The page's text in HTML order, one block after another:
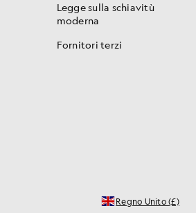
Legge sulla schiavitù
moderna
Fornitori terzi
Regno Unito (£)